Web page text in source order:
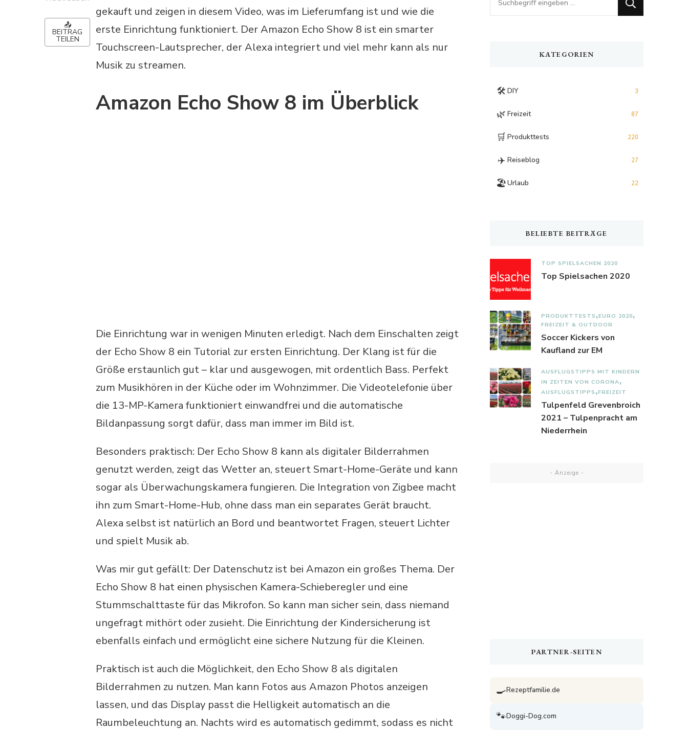
📤
BEITRAG
TEILEN
gekauft und zeigen in diesem Video, was im Lieferumfang ist und wie die
erste Einrichtung funktioniert. Der Amazon Echo Show 8 ist ein smarter
Touchscreen-Lautsprecher, der Alexa integriert und viel mehr kann als nur
Musik zu streamen.
Amazon Echo Show 8 im Überblick
Die Einrichtung war in wenigen Minuten erledigt. Nach dem Einschalten zeigt
der Echo Show 8 ein Tutorial zur ersten Einrichtung. Der Klang ist für die
Größe erstaunlich gut – klar und ausgewogen, mit ordentlich Bass. Perfekt
zum Musikhören in der Küche oder im Wohnzimmer. Die Videotelefonie über
die 13-MP-Kamera funktioniert einwandfrei und die automatische
Bildanpassung sorgt dafür, dass man immer im Bild ist.
Besonders praktisch: Der Echo Show 8 kann als digitaler Bilderrahmen
genutzt werden, zeigt das Wetter an, steuert Smart-Home-Geräte und kann
sogar als Überwachungskamera fungieren. Die Integration von Zigbee macht
ihn zum Smart-Home-Hub, ohne dass man ein separates Gerät braucht.
Alexa selbst ist natürlich an Bord und beantwortet Fragen, steuert Lichter
und spielt Musik ab.
Was mir gut gefällt: Der Datenschutz ist bei Amazon ein großes Thema. Der
Echo Show 8 hat einen physischen Kamera-Schieberegler und eine
Stummschalttaste für das Mikrofon. So kann man sicher sein, dass niemand
ungefragt mithört oder zusieht. Die Einrichtung der Kindersicherung ist
ebenfalls einfach und ermöglicht eine sichere Nutzung für die Kleinen.
Praktisch ist auch die Möglichkeit, den Echo Show 8 als digitalen
Bilderrahmen zu nutzen. Man kann Fotos aus Amazon Photos anzeigen
lassen, und das Display passt die Helligkeit automatisch an die
Raumbeleuchtung an. Nachts wird es automatisch gedimmt, sodass es nicht
for
KATEGORIEN
🛠️ DIY 3
🌿 Freizeit 87
🛒 Produkttests 220
✈️ Reiseblog 27
🏖️Urlaub 22
BELIEBTE BEITRÄGE
TOP SPIELSACHEN 2020
Top Spielsachen 2020
PRODUKTTESTS EURO 2020
FREIZEIT & OUTDOOR
Soccer Kickers von
Kaufland zur EM
AUSFLUGSTIPPS MIT KINDERN
IN ZEITEN VON CORONA
AUSFLUGSTIPPS FREIZEIT
Tulpenfeld Grevenbroich
2021 – Tulpenpracht am
Niederrhein
- Anzeige -
PARTNER-SEITEN
🍳Rezeptfamilie.de
🐾Doggi-Dog.com